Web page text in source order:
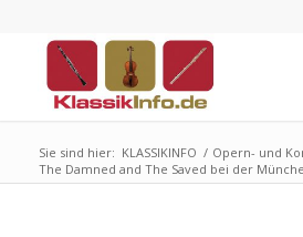
Sie sind hier: KLASSIKINFO / Opern- und
The Damned and The Saved bei der